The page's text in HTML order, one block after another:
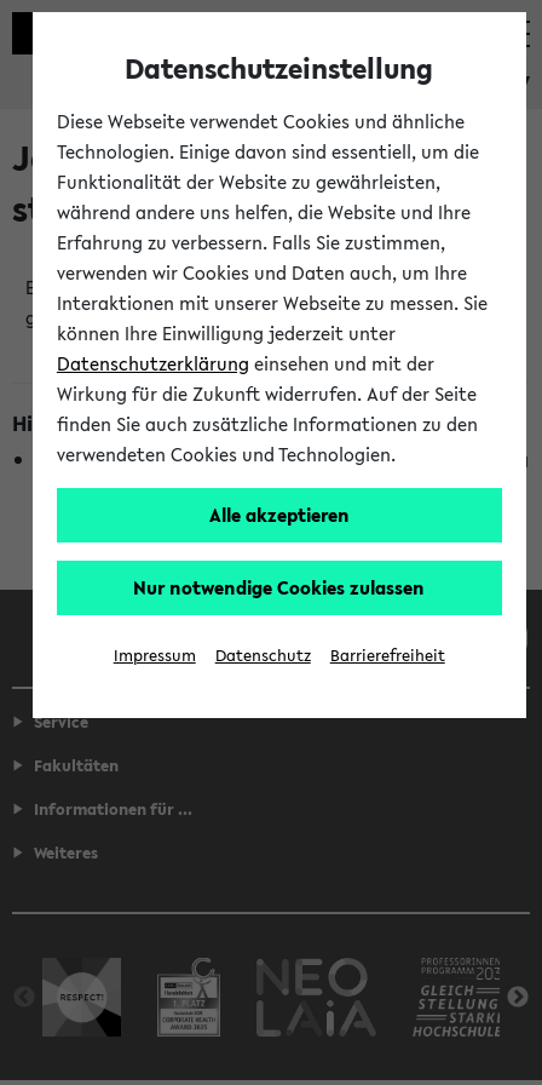
eKVV
Jetzt und in Kürze
stattfindende Veranstaltungen
Es wurden keine jetzt stattfindenden Veranstaltungen
gefunden!
Hinweise zur Liste
Die Anzeige ist semesterübergreifend und nicht abhängig
vom im eKVV gewählten Semester.
Facebook Instagram LinkedIn TikTok
Service
Fakultäten
Informationen für ...
Weiteres
Datenschutzeinstellung
Diese Webseite verwendet Cookies und ähnliche
Technologien. Einige davon sind essentiell, um die
Funktionalität der Website zu gewährleisten,
während andere uns helfen, die Website und Ihre
Erfahrung zu verbessern. Falls Sie zustimmen,
verwenden wir Cookies und Daten auch, um Ihre
Interaktionen mit unserer Webseite zu messen. Sie
können Ihre Einwilligung jederzeit unter
Datenschutzerklärung einsehen und mit der
Wirkung für die Zukunft widerrufen. Auf der Seite
finden Sie auch zusätzliche Informationen zu den
verwendeten Cookies und Technologien.
Alle akzeptieren
Nur notwendige Cookies zulassen
Impressum Datenschutz Barrierefreiheit